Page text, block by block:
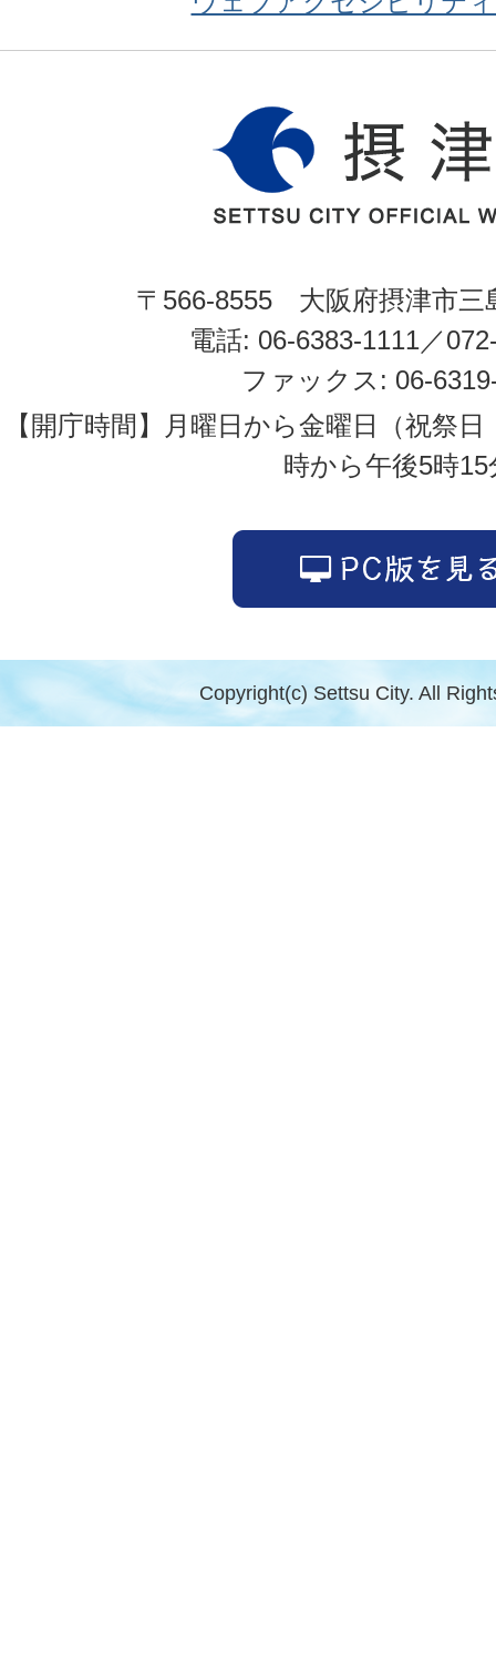
〒566-8555 大阪府摂津市三
電話: 06-6383-1111／
ファックス: 06-
【開庁時間】月曜日から金曜日（祝祭
時から午後5時15
Copyright(c) Settsu City. All